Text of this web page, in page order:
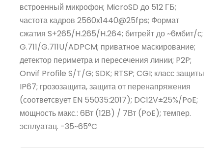
встроенный микрофон; MicroSD до 512 ГБ;
частота кадров 2560x1440@25fps; Формат
сжатия S+265/H.265/H.264; битрейт до ~6мбит/с;
G.711/G.711U/ADPCM; приватное маскирование;
детектор периметра и пересечения линии; P2P;
Onvif Profile S/T/G; SDK; RTSP; CGI; класс защиты
IP67; грозозащита, защита от перенапряжения
(соответсвует EN 55035:2017); DC12V±25%/PoE;
мощность макс.: 6Вт (12В) / 7Вт (PoE); темпер.
эсплуатац. -35~65°C